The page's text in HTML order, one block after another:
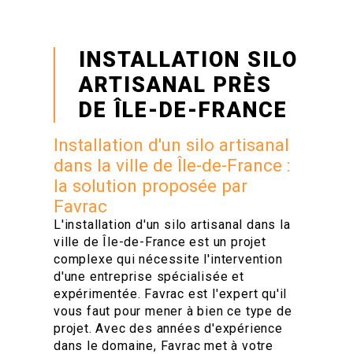
INSTALLATION SILO
ARTISANAL PRÈS
DE ÎLE-DE-FRANCE
Installation d'un silo artisanal
dans la ville de Île-de-France :
la solution proposée par
Favrac
L'installation d'un silo artisanal dans la
ville de Île-de-France est un projet
complexe qui nécessite l'intervention
d'une entreprise spécialisée et
expérimentée. Favrac est l'expert qu'il
vous faut pour mener à bien ce type de
projet. Avec des années d'expérience
dans le domaine, Favrac met à votre